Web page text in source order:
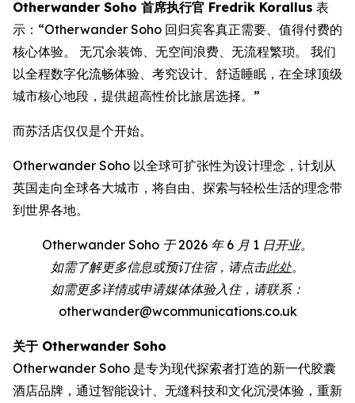
Otherwander Soho 首席执行官 Fredrik Korallus 表
示：“Otherwander Soho 回归宾客真正需要、值得付费的
核心体验。 无冗余装饰、无空间浪费、无流程繁琐。 我们
以全程数字化流畅体验、考究设计、舒适睡眠，在全球顶级
城市核心地段，提供超高性价比旅居选择。”
而苏活店仅仅是个开始。
Otherwander Soho 以全球可扩张性为设计理念，计划从
英国走向全球各大城市，将自由、探索与轻松生活的理念带
到世界各地。
Otherwander Soho 于 2026 年 6 月 1 日开业。
如需了解更多信息或预订住宿，请点击此处。
如需更多详情或申请媒体体验入住，请联系：
otherwander@wcommunications.co.uk
关于 Otherwander Soho
Otherwander Soho 是专为现代探索者打造的新一代胶囊
酒店品牌，通过智能设计、无缝科技和文化沉浸体验，重新